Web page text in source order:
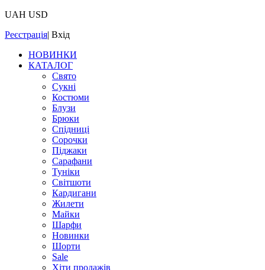
UAH USD
Реєстрація| Вхід
НОВИНКИ
КАТАЛОГ
Свято
Сукні
Костюми
Блузи
Брюки
Спідниці
Сорочки
Піджаки
Сарафани
Туніки
Світшоти
Кардигани
Жилети
Майки
Шарфи
Новинки
Шорти
Sale
Хіти продажів